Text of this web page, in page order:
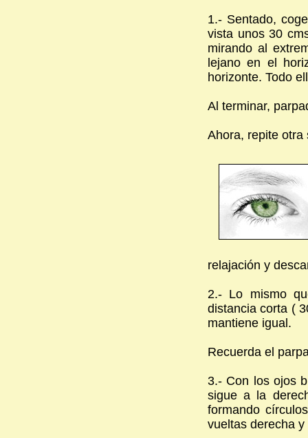
1.- Sentado,
vista unos 30
mirando al
lejano en el
horizonte. Todo
Al terminar,
Ahora, repite otra
relajación y
2.- Lo mismo
distancia corta (
mantiene igual.
Recuerda el
3.- Con los ojos
sigue a la
formando
vueltas derecha